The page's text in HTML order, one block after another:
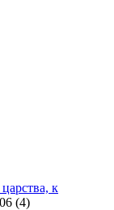
к
(4)